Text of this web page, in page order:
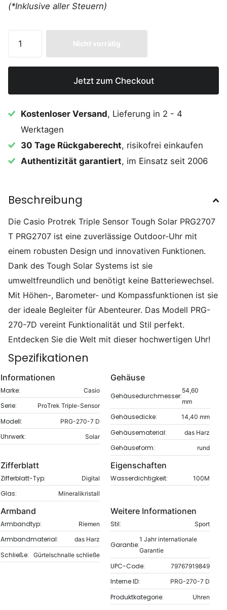
(*Inklusive aller Steuern)
Nicht vorrätig
Jetzt zum Checkout
Kostenloser Versand, Lieferung in 2 - 4
Werktagen
30 Tage Rückgaberecht, risikofrei einkaufen
Authentizität garantiert, im Einsatz seit 2006
Beschreibung
Die Casio Protrek Triple Sensor Tough Solar PRG2707
T PRG2707 ist eine zuverlässige Outdoor-Uhr mit
einem robusten Design und innovativen Funktionen.
Dank des Tough Solar Systems ist sie
umweltfreundlich und benötigt keine Batteriewechsel.
Mit Höhen-, Barometer- und Kompassfunktionen ist sie
der ideale Begleiter für Abenteurer. Das Modell PRG-
270-7D vereint Funktionalität und Stil perfekt.
Entdecken Sie die Welt mit dieser hochwertigen Uhr!
Spezifikationen
Informationen
Marke: Casio
Serie: ProTrek Triple-Sensor
Modell: PRG-270-7 D
Uhrwerk: Solar
Gehäuse
Gehäusedurchmesser:
54,60
mm
Gehäusedicke: 14,40 mm
Gehäusematerial: das Harz
Gehäuseform: rund
Zifferblatt
Zifferblatt-Typ: Digital
Glas: Mineralikristall
Eigenschaften
Wasserdichtigkeit: 100M
Armband
Armbandtyp: Riemen
Armbandmaterial: das Harz
Schließe: Gürtelschnalle schließe
Weitere Informationen
Stil: Sport
Garantie:
1 Jahr internationale
Garantie
UPC-Code: 79767919849
Interne ID: PRG-270-7 D
Produktkategorie: Uhren